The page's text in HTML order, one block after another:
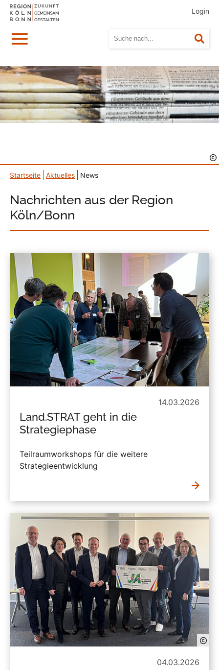
Login
Menü
Startseite Aktuelles News
Nachrichten aus der Region
Köln/Bonn
14.03.2026
Land.STRAT geht in die
Strategiephase
Teilraumworkshops für die weitere
Strategieentwicklung
04.03.2026